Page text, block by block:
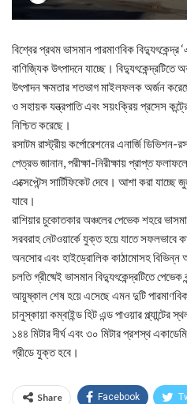
বিশ্বের প্রথম ভাসমান পারমাণবিক
বাণিজ্যিক উৎপাদনে যাচ্ছে।
উৎপাদন ক্ষমতার শতভাগ মাইলফলক অর্জন
ও সহায়ক যন্ত্রপাতি এবং সয়ংক্রিয় প্রসেস
নিশ্চিত করেছে।
রসাটম রাস্ট্রীয় কর্পোরেশনের এনার্জি
পেত্রভ জানান, পরীক্ষা-নিরীক্ষায় প্রাপ্ত
এক্সেপ্টেন্স সার্টিফিকেট দেবে। আশা করা যাচ্ছে
যাবে।
রাশিয়ার চুকোতকার অঞ্চলের পেভেক শহরে
সরবরাহ নেটওয়ার্কে যুক্ত হয়ে যাতে
অনসোর এবং হাইড্রোলিক কাঠামোসহ বিভিন্ন
চলতি গ্রীষ্মেই ভাসমান বিদ্যুৎকেন্দ্রটিতে পেভেক
আয়ুষ্কাল শেষ হয়ে এসেছে এমন দুটি
চানুস্কায়া কম্বাইন্ড হিট এন্ড পাওয়ার প্ল্যান্টের
১৪৪ মিটার দীর্ঘ এবং ৩০ মিটার প্রশস্থ
গ্রীডে যুক্ত হবে।
Share Facebook